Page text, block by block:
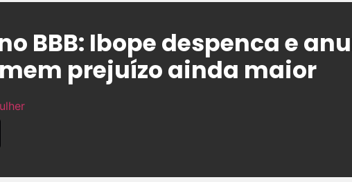
BBB: Ibope despenca e
prejuízo ainda maior